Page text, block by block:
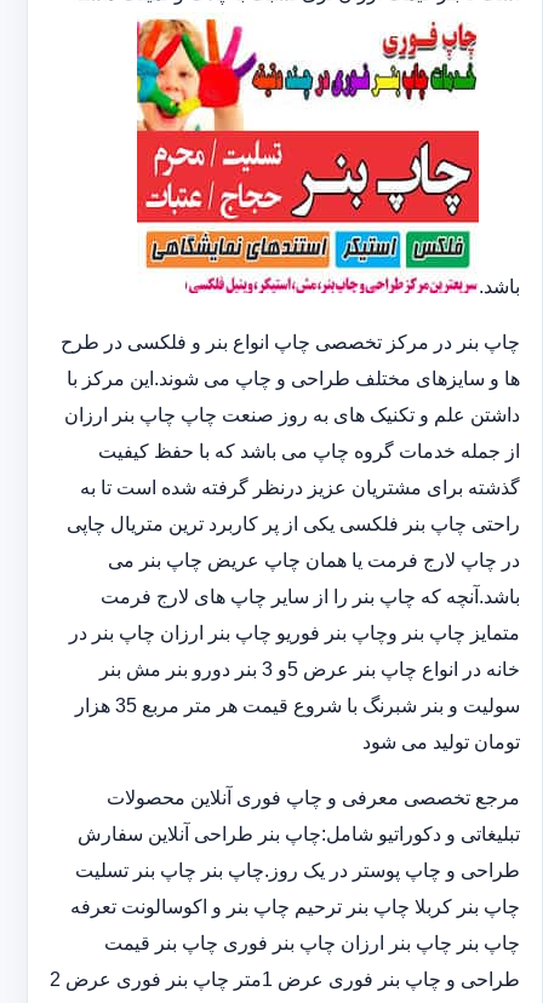
باشد.
چاپ بنر در مرکز تخصصی چاپ انواع بنر و فلکسی در طرح
ها و سایزهای مختلف طراحی و چاپ می شوند.این مرکز با
داشتن علم و تکنیک های به روز صنعت چاپ چاپ بنر ارزان
از جمله خدمات گروه چاپ می باشد که با حفظ کیفیت
گذشته برای مشتریان عزیز درنظر گرفته شده است تا به
راحتی چاپ بنر فلکسی یکی از پر کاربرد ترین متریال چاپی
در چاپ لارج فرمت یا همان چاپ عریض چاپ بنر می
باشد.آنچه که چاپ بنر را از سایر چاپ های لارج فرمت
متمایز چاپ بنر وچاپ بنر فوریو چاپ بنر ارزان چاپ بنر در
خانه در انواع چاپ بنر عرض 5و 3 بنر دورو بنر مش بنر
سولیت و بنر شبرنگ با شروع قیمت هر متر مربع 35 هزار
تومان تولید می شود
مرجع تخصصی معرفی و چاپ فوری آنلاین محصولات
تبلیغاتی و دکوراتیو شامل:چاپ بنر طراحی آنلاین سفارش
طراحی و چاپ پوستر در یک روز.چاپ بنر چاپ بنر تسلیت
چاپ بنر کربلا چاپ بنر ترحیم چاپ بنر و اکوسالونت تعرفه
چاپ بنر چاپ بنر ارزان چاپ بنر فوری چاپ بنر قیمت
طراحی و چاپ بنر فوری عرض 1متر چاپ بنر فوری عرض 2